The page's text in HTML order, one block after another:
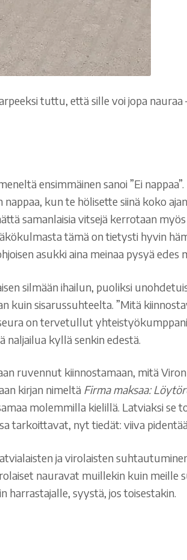
tuttu, että sille voi jopa
ensimmäinen sanoi ”Ei
kun te hölisette siinä koko
samanlaisia vitsejä kerrotaan
tämä on tietysti hyvin
asukki aina meinaa pysyä edes
silmään ihailun, puoliksi
sisarussuhteelta. ”Mitä
on tervetullut
naljailua kyllä senkin edestä.
ruvennut kiinnostamaan, mitä
kirjan nimeltä Firma maksaa:
molemmilla kielillä. Latviaksi se
tarkoittavat, nyt tiedät: viiva
ja virolaisten
nauravat muillekin kuin meille
harrastajalle, syystä, jos toisestakin.